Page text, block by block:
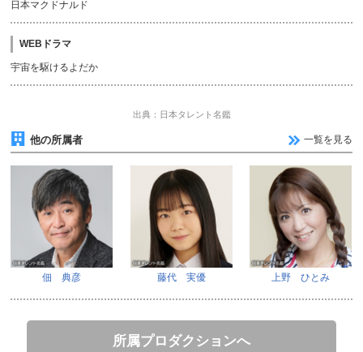
日本マクドナルド
WEBドラマ
宇宙を駆けるよだか
出典：日本タレント名鑑
他の所属者 一覧を見る
佃 典彦 藤代 実優 上野 ひとみ
所属プロダクションへ